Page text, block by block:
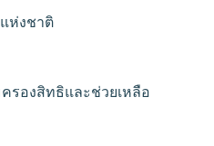
ห่งชาติ
รองสิทธิและช่วยเหลือ